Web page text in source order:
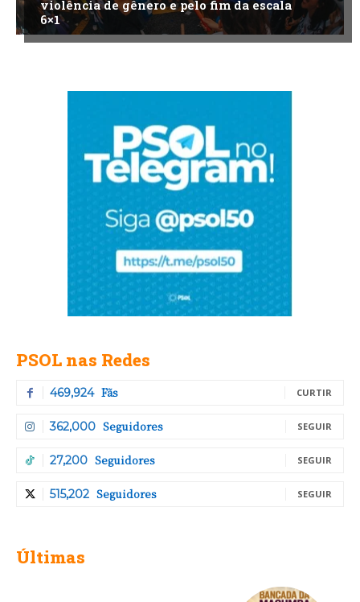
violência de gênero e pelo fim da escala
6×1
PSOL nas Redes
469,924 Fãs CURTIR
362,000 Seguidores SEGUIR
27,200 Seguidores SEGUIR
515,202 Seguidores SEGUIR
Últimas